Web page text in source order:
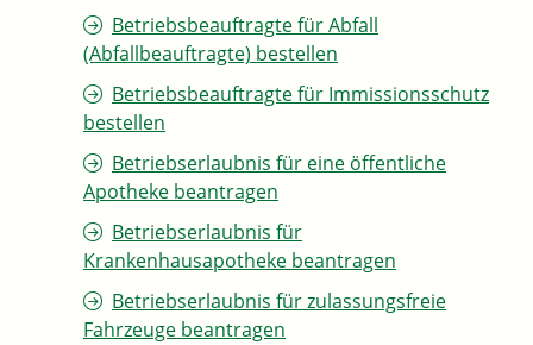
Betriebsbeauftragte für Abfall
(Abfallbeauftragte) bestellen
Betriebsbeauftragte für Immissionsschutz
bestellen
Betriebserlaubnis für eine öffentliche
Apotheke beantragen
Betriebserlaubnis für
Krankenhausapotheke beantragen
Betriebserlaubnis für zulassungsfreie
Fahrzeuge beantragen